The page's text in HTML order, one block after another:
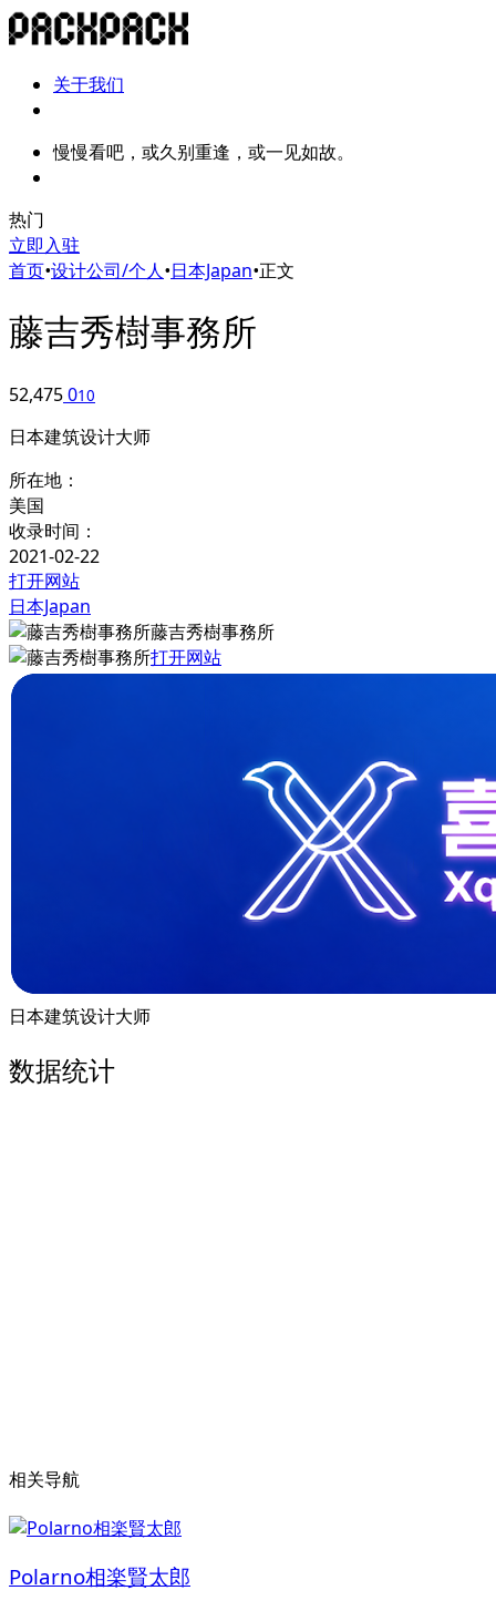
关于我们
慢慢看吧，或久别重逢，或一见如故。
热门
立即入驻
首页•设计公司/个人•日本Japan•正文
藤吉秀樹事務所
52,475010
日本建筑设计大师
所在地：
美国
收录时间：
2021-02-22
打开网站
日本Japan
藤吉秀樹事務所
打开网站
日本建筑设计大师
数据统计
相关导航
Polarno相楽賢太郎